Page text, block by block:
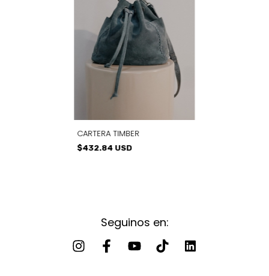
CARTERA TIMBER
$432.84 USD
Seguinos en: